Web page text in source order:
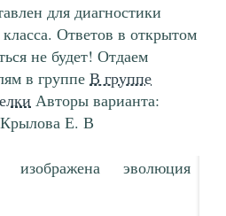
для диагностики
Ответов в открытом
не будет! Отдаем
в группе В группе
Авторы варианта:
Е. В
эволюция